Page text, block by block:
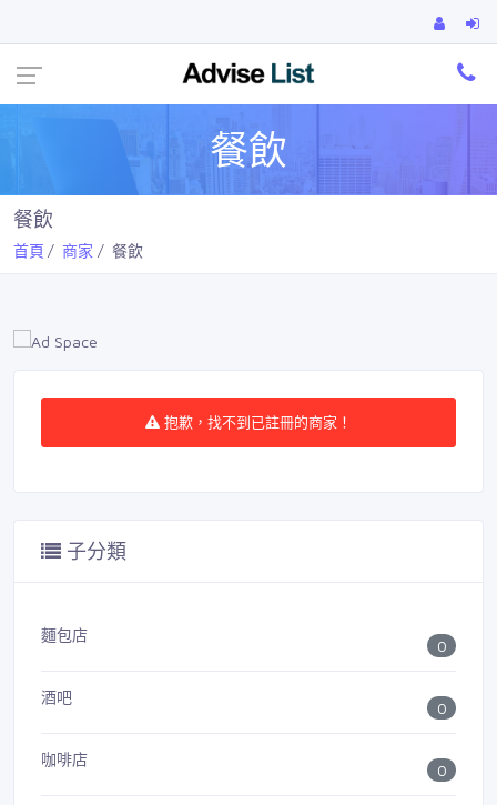
餐飲
餐飲
首頁 商家 餐飲
抱歉，找不到已註冊的商家！
子分類
麵包店
0
酒吧
0
咖啡店
0